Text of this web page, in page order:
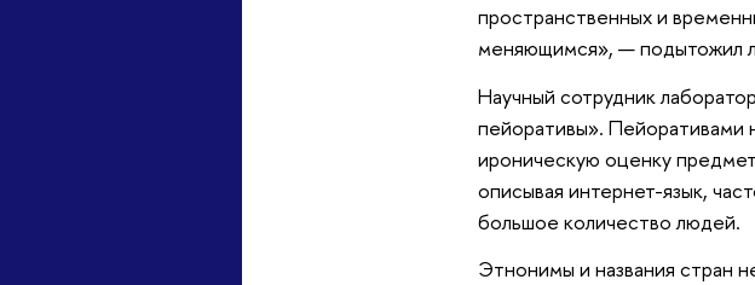
пространственных и
меняющимся», — подытожил
Научный сотрудник
пейоративы». Пейоративами
ироническую оценку
описывая интернет-язык,
большое количество людей.
Этнонимы и названия стран